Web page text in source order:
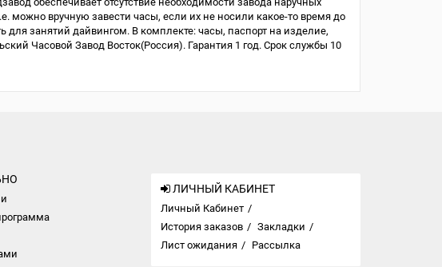
можно вручную завести часы, если их не носили какое-то время до
для занятий дайвингом. В комплекте: часы, паспорт на изделие,
Часовой Завод Восток(Россия). Гарантия 1 год. Срок службы 10
ЛИЧНЫЙ КАБИНЕТ
Личный Кабинет
История заказов
Закладки
Лист ожидания
Рассылка